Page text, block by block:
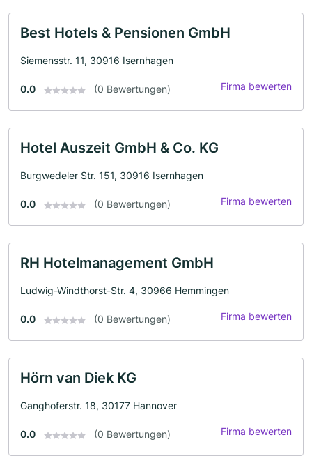
Best Hotels & Pensionen GmbH
Siemensstr. 11, 30916 Isernhagen
0.0 (0 Bewertungen) Firma bewerten
Hotel Auszeit GmbH & Co. KG
Burgwedeler Str. 151, 30916 Isernhagen
0.0 (0 Bewertungen) Firma bewerten
RH Hotelmanagement GmbH
Ludwig-Windthorst-Str. 4, 30966 Hemmingen
0.0 (0 Bewertungen) Firma bewerten
Hörn van Diek KG
Ganghoferstr. 18, 30177 Hannover
0.0 (0 Bewertungen) Firma bewerten